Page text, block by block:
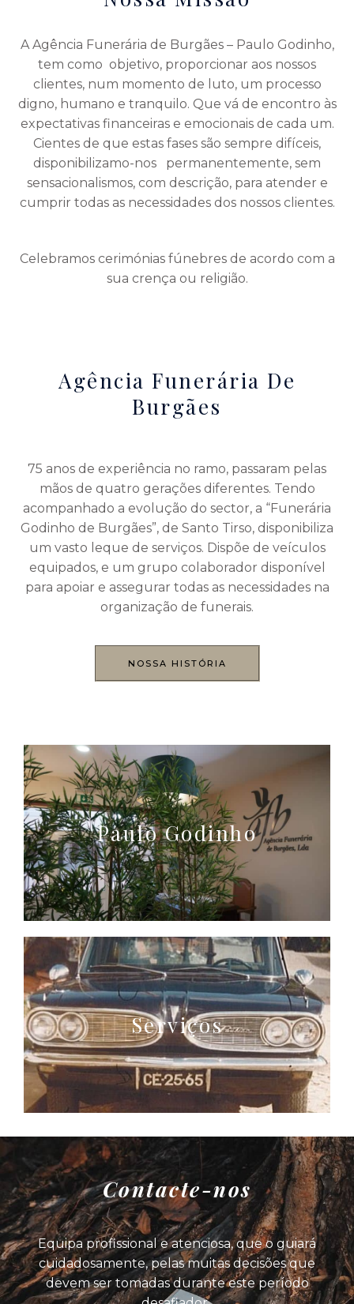
A Agência Funerária de Burgães – Paulo Godinho,
tem como objetivo, proporcionar aos nossos
clientes, num momento de luto, um processo
digno, humano e tranquilo. Que vá de encontro às
expectativas financeiras e emocionais de cada um.
Cientes de que estas fases são sempre difíceis,
disponibilizamo-nos permanentemente, sem
sensacionalismos, com descrição, para atender e
cumprir todas as necessidades dos nossos clientes.
Celebramos cerimónias fúnebres de acordo com a
sua crença ou religião.
Agência Funerária De
Burgães
75 anos de experiência no ramo, passaram pelas
mãos de quatro gerações diferentes. Tendo
acompanhado a evolução do sector, a “Funerária
Godinho de Burgães”, de Santo Tirso, disponibiliza
um vasto leque de serviços. Dispõe de veículos
equipados, e um grupo colaborador disponível
para apoiar e assegurar todas as necessidades na
organização de funerais.
NOSSA HISTÓRIA
Paulo Godinho
Serviços
Contacte-nos
Equipa profissional e atenciosa, que o guiará
cuidadosamente, pelas muitas decisões que
devem ser tomadas durante este período